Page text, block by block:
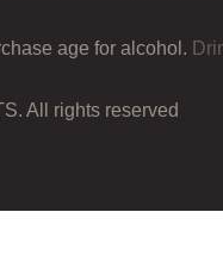
age for alcohol.
All rights reserved